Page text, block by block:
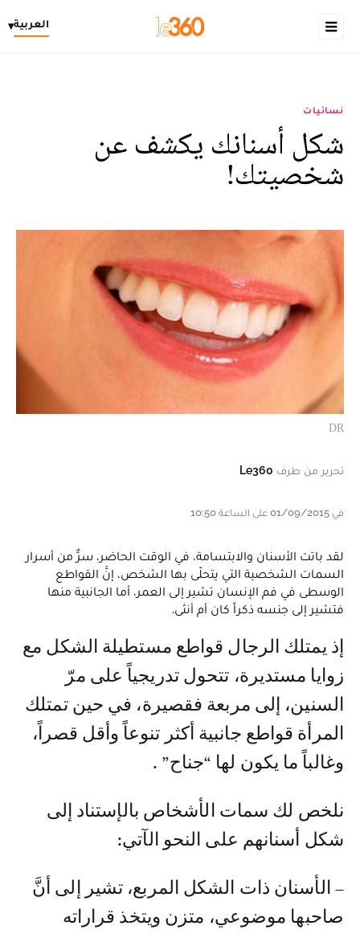
العربية▾
نسائيات
شكل أسنانك يكشف عن
شخصيتك!
DR
تحرير من طرف Le360
في 01/09/2015 على الساعة 10:50
لقد باتت الأسنان والابتسامة، في الوقت الحاضر، سرٌّ من أسرار
السمات الشخصية التي يتحلّى بها الشخص، إنَّ القواطع
الوسطى في فم الإنسان تشير إلى العمر، أما الجانبية منها
فتشير إلى جنسه ذكراً كان أم أنثى.
زوايا مستديرة، تتحول تدريجياً على مرّ
السنين، إلى مربعة فقصيرة، في حين تمتلك
المرأة قواطع جانبية أكثر تنوعاً وأقل قصراً،
وغالباً ما يكون لها “جناح” .
نلخص لك سمات الأشخاص بالإستناد إلى
شكل أسنانهم على النحو الآتي:
– الأسنان ذات الشكل المربع، تشير إلى أنَّ
صاحبها موضوعي، متزن ويتخذ قراراته